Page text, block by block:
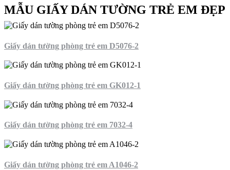
MẪU GIẤY DÁN TƯỜNG TRẺ EM ĐẸP
Giấy dán tường phòng trẻ em D5076-2
Giấy dán tường phòng trẻ em GK012-1
Giấy dán tường phòng trẻ em 7032-4
Giấy dán tường phòng trẻ em A1046-2